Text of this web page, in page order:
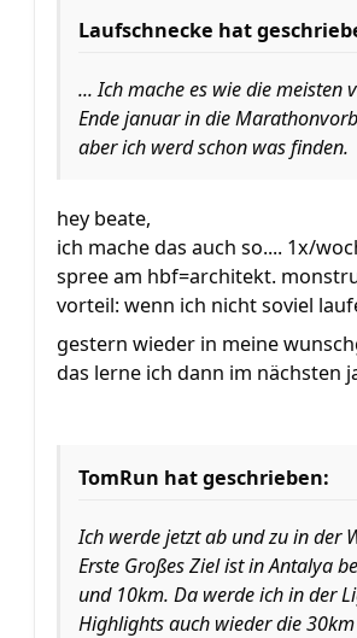
Laufschnecke hat
... Ich mache es wie die meisten
Ende januar in die
aber ich werd schon was finden.
hey beate,
ich mache das auch so.... 1x/
spree am hbf=architekt.
vorteil: wenn ich nicht soviel
gestern wieder in meine
das lerne ich dann im nächsten
TomRun hat geschrieben:
Ich werde jetzt ab und zu in der
Erste Großes Ziel ist in Antalya
und 10km. Da werde ich in der
Highlights auch wieder die